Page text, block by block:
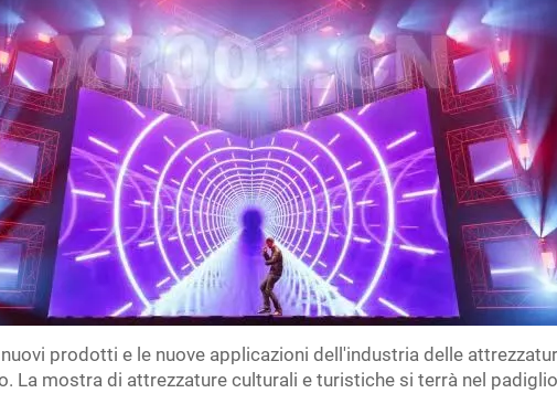
prodotti e le nuove applicazioni dell'industria delle
La mostra di attrezzature culturali e turistiche si terrà nel